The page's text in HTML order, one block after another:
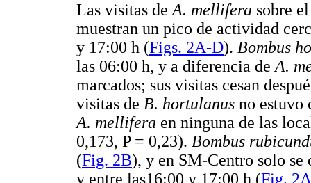
Las visitas deA. mellifera sobre
muestran un pico de actividad
y 17:00 h (Figs. 2A-D). Bombus
las 06:00 h, y a diferencia deA.
marcados; sus visitas cesan
visitas de B. hortulanus no estuvo
A. mellifera en ninguna de las
0,173, P = 0,23). Bombus
(Fig. 2B), y en SM-Centro solo se
y entre las16:00 y 17:00 h (Fig. 2A